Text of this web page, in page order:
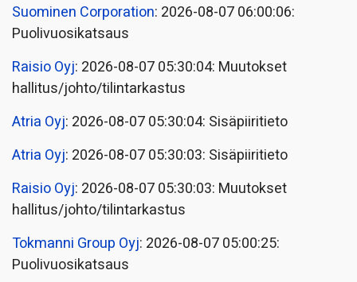
Suominen Corporation: 2026-08-07 06:00:06:
Puolivuosikatsaus
Raisio Oyj: 2026-08-07 05:30:04: Muutokset
hallitus/johto/tilintarkastus
Atria Oyj: 2026-08-07 05:30:04: Sisäpiiritieto
Atria Oyj: 2026-08-07 05:30:03: Sisäpiiritieto
Raisio Oyj: 2026-08-07 05:30:03: Muutokset
hallitus/johto/tilintarkastus
Tokmanni Group Oyj: 2026-08-07 05:00:25:
Puolivuosikatsaus